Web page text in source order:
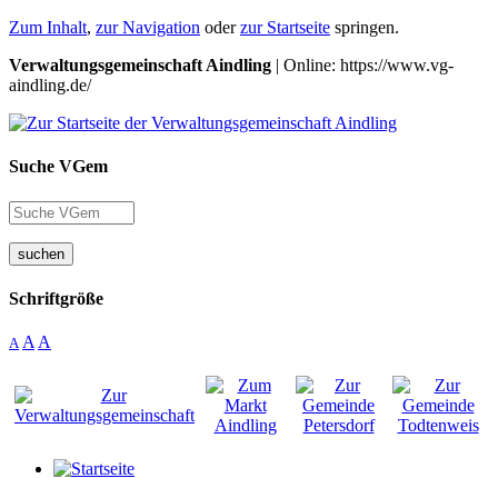
Zum Inhalt, zur Navigation oderzur Startseite springen.
Verwaltungsgemeinschaft Aindling | Online: https://www.vg-
aindling.de/
Suche VGem
suchen
Schriftgröße
A A A